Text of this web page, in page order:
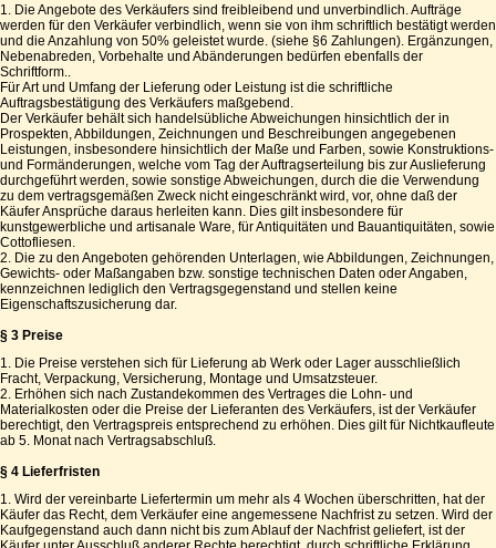
1. Die Angebote des Verkäufers sind freibleibend und unverbindlich. Aufträge
werden für den Verkäufer verbindlich, wenn sie von ihm schriftlich bestätigt werden
und die Anzahlung von 50% geleistet wurde. (siehe §6 Zahlungen). Ergänzungen,
Nebenabreden, Vorbehalte und Abänderungen bedürfen ebenfalls der
Schriftform..
Für Art und Umfang der Lieferung oder Leistung ist die schriftliche
Auftragsbestätigung des Verkäufers maßgebend.
Der Verkäufer behält sich handelsübliche Abweichungen hinsichtlich der in
Prospekten, Abbildungen, Zeichnungen und Beschreibungen angegebenen
Leistungen, insbesondere hinsichtlich der Maße und Farben, sowie Konstruktions-
und Formänderungen, welche vom Tag der Auftragserteilung bis zur Auslieferung
durchgeführt werden, sowie sonstige Abweichungen, durch die die Verwendung
zu dem vertragsgemäßen Zweck nicht eingeschränkt wird, vor, ohne daß der
Käufer Ansprüche daraus herleiten kann. Dies gilt insbesondere für
kunstgewerbliche und artisanale Ware, für Antiquitäten und Bauantiquitäten, sowie
Cottofliesen.
2. Die zu den Angeboten gehörenden Unterlagen, wie Abbildungen, Zeichnungen,
Gewichts- oder Maßangaben bzw. sonstige technischen Daten oder Angaben,
kennzeichnen lediglich den Vertragsgegenstand und stellen keine
Eigenschaftszusicherung dar.
§ 3 Preise
1. Die Preise verstehen sich für Lieferung ab Werk oder Lager ausschließlich
Fracht, Verpackung, Versicherung, Montage und Umsatzsteuer.
2. Erhöhen sich nach Zustandekommen des Vertrages die Lohn- und
Materialkosten oder die Preise der Lieferanten des Verkäufers, ist der Verkäufer
berechtigt, den Vertragspreis entsprechend zu erhöhen. Dies gilt für Nichtkaufleute
ab 5. Monat nach Vertragsabschluß.
§ 4 Lieferfristen
1. Wird der vereinbarte Liefertermin um mehr als 4 Wochen überschritten, hat der
Käufer das Recht, dem Verkäufer eine angemessene Nachfrist zu setzen. Wird der
Kaufgegenstand auch dann nicht bis zum Ablauf der Nachfrist geliefert, ist der